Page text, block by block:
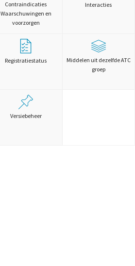
Contraindicaties
Waarschuwingen en
voorzorgen
Interacties
Registratiestatus
Middelen uit dezelfde ATC
groep
Versiebeheer